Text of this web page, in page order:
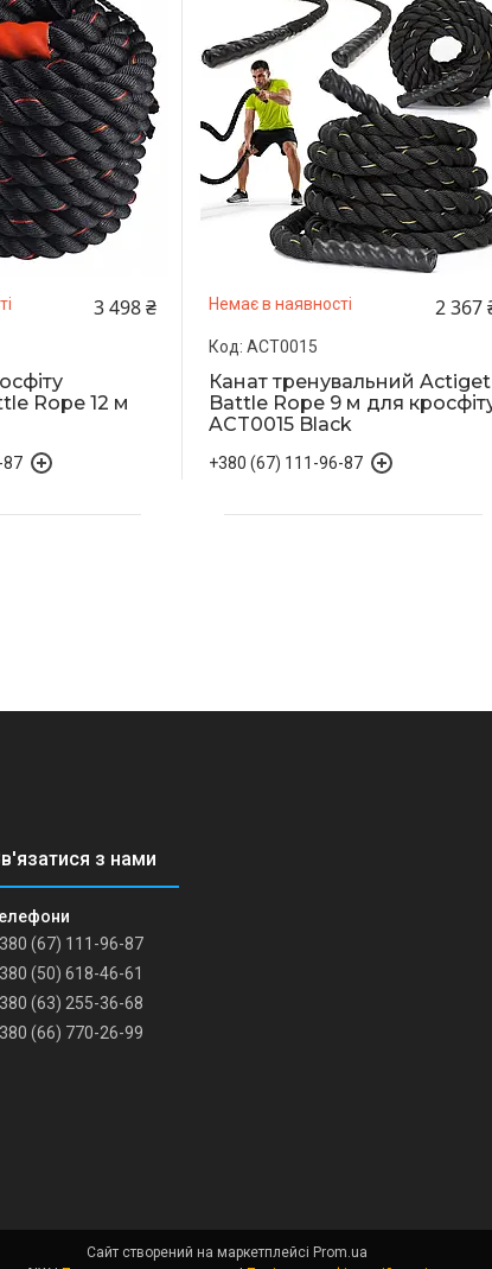
3 498 ₴
Rope 12 м
87
Немає в наявності 2 367
ACT0015
Канат тренувальний Actiget
Battle Rope 9 м для
ACT0015 Black
+380 (67) 111-96-87
(67) 111-96-87
(50) 618-46-61
(63) 255-36-68
(66) 770-26-99
Сайт створений на маркетплейсі Prom.ua